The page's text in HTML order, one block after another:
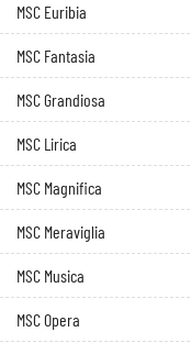
MSC Euribia
MSC Fantasia
MSC Grandiosa
MSC Lirica
MSC Magnifica
MSC Meraviglia
MSC Musica
MSC Opera